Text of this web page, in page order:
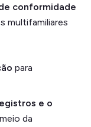
conformidade
multifamiliares
para
e o
da